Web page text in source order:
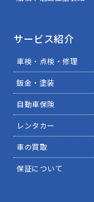
サービス紹介
車検・点検・修理
鈑金・塗装
自動車保険
レンタカー
車の買取
保証について